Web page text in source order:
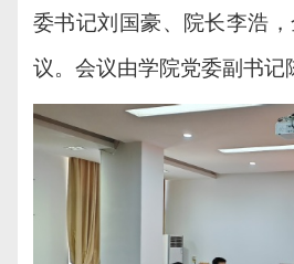
委书记刘国豪、院长李浩
议。会议由学院党委副书记